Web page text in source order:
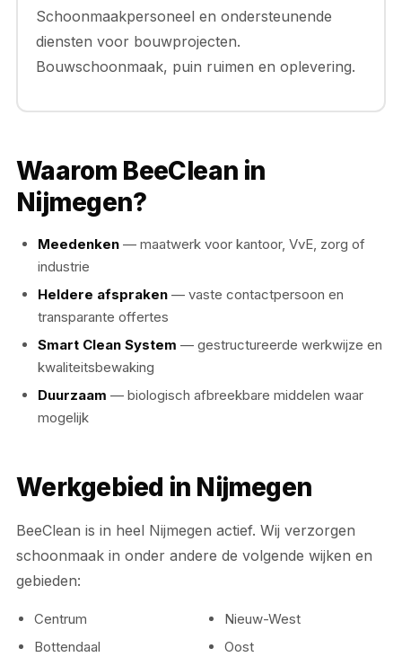
Schoonmaakpersoneel en ondersteunende
diensten voor bouwprojecten.
Bouwschoonmaak, puin ruimen en oplevering.
Waarom BeeClean in
Nijmegen?
Meedenken — maatwerk voor kantoor, VvE, zorg of
industrie
Heldere afspraken — vaste contactpersoon en
transparante offertes
Smart Clean System — gestructureerde werkwijze en
kwaliteitsbewaking
Duurzaam — biologisch afbreekbare middelen waar
mogelijk
Werkgebied in Nijmegen
BeeClean is in heel Nijmegen actief. Wij verzorgen
schoonmaak in onder andere de volgende wijken en
gebieden:
Centrum
Bottendaal
Nieuw-West
Oost